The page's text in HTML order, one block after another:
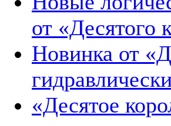
от «Десятого
Новинка от
«Десятое